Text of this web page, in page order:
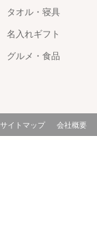
タオル・寝具
名入れギフト
グルメ・食品
サイトマップ 会社概要